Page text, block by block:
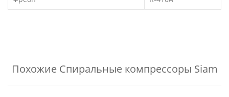
Похожие Спиральные компрессоры Siam